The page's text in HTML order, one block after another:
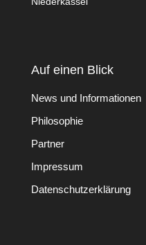
Auf einen Blick
News und Informationen
Philosophie
Partner
Impressum
Datenschutzerklärung